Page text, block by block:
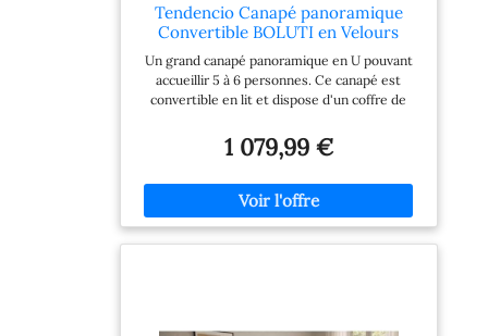
Tendencio Canapé panoramique
Convertible BOLUTI en Velours
côtelé avec Coffre de Rangement
(Beige)
Un grand canapé panoramique en U pouvant
accueillir 5 à 6 personnes. Ce canapé est
convertible en lit et dispose d'un coffre de
canapé : 350 cm x 185 cm x 85 cm. Dimensions
du couchage : 300 cm x 140 cm Le canapé est
tendance et moderne. Il est proposé en
différentes couleurs. Fabrication Européenne
1 079,99 €